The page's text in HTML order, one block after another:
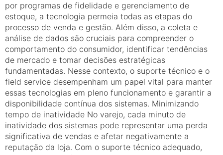
por programas de fidelidade e gerenciamento de
estoque, a tecnologia permeia todas as etapas do
processo de venda e gestão. Além disso, a coleta e
análise de dados são cruciais para compreender o
comportamento do consumidor, identificar tendências
de mercado e tomar decisões estratégicas
fundamentadas. Nesse contexto, o suporte técnico e o
field service desempenham um papel vital para manter
essas tecnologias em pleno funcionamento e garantir a
disponibilidade contínua dos sistemas. Minimizando
tempo de inatividade No varejo, cada minuto de
inatividade dos sistemas pode representar uma perda
significativa de vendas e afetar negativamente a
reputação da loja. Com o suporte técnico adequado,